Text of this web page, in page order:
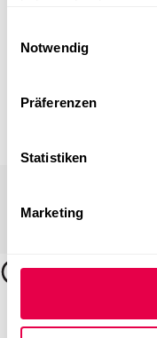
Notwendig
Präferenzen
Statistiken
Marketing